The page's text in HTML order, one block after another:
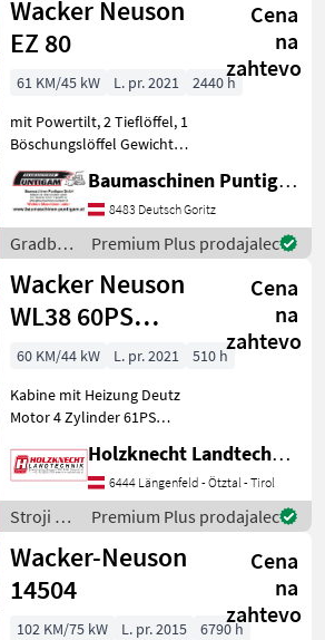
Wacker
Neuson
Wacker Neuson
EZ 80
Cena
na
zahtevo
61 KM/45 kW L. pr. 2021
2440 h
mit Powertilt, 2 Tieflöffel, 1
Böschungslöffel Gewicht
12552 Baumaschinen
Puntigam GmbH Unser
Spezialgebiet: Ankauf -
Verkauf - Vermietu
Baumaschinen Puntigam GmbH
8483 Deutsch Goritz
Gradbeni
stroji /
Wacker
Neuson
Premium Plus prodajalec
Wacker Neuson
WL38 60PS
Baugleich
Weidemann 2080
Cena
na
zahtevo
60 KM/44 kW L. pr. 2021
510 h
Kabine mit Heizung Deutz
Motor 4 Zylinder 61PS
Schnellwechselplatte WM
HV Arbeitsscheinwerfer
vorne und hinten,
Rundumleuchte
Straßenbeleuchtung nac
Holzknecht Landtechnik GmbH.
6444 Längenfeld - Ötztal - Tirol
Stroji z
motorji /
Wacker
Neuson
Premium Plus prodajalec
Wacker-Neuson
14504
Cena
na
zahtevo
102 KM/75 kW L. pr. 2015
6790 h